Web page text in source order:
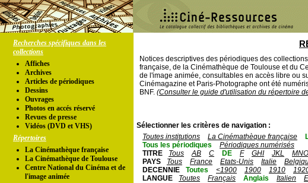
Recherches spécifiques dans les
collections
Affiches
Archives
Articles de périodiques
Dessins
Ouvrages
Photos en accés réservé
Revues de presse
Vidéos (DVD et VHS)
Répertoires
La Cinémathèque française
La Cinémathèque de Toulouse
Centre National du Cinéma et de
l'image animée
Notices descriptives des périodiques des
française, de la Cinémathèque de Toulouse et du
de l'image animée, consultables en accès libre ou
Cinémagazine et Paris-Photographe ont été
BNF. (Consulter le guide d'utilisation du répertoire
Sélectionner les critères de navigation :
Toutes institutions
La Cinémathèque française
Tous les périodiques
Périodiques numérisés
TITRE
Tous AB C DE F GHI JKL MNO
PAYS
Tous France Etats-Unis Italie
DECENNIE
Toutes <1900 1900 1910
LANGUE
Toutes Français Anglais Italien